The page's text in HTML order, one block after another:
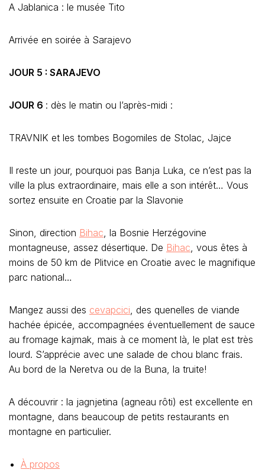
A Jablanica : le musée Tito
Arrivée en soirée à Sarajevo
JOUR 5 : SARAJEVO
JOUR 6 : dès le matin ou l’après-midi :
TRAVNIK et les tombes Bogomiles de Stolac, Jajce
Il reste un jour, pourquoi pas Banja Luka, ce n’est pas la
ville la plus extraordinaire, mais elle a son intérêt… Vous
sortez ensuite en Croatie par la Slavonie
Sinon, direction Bihac , la Bosnie Herzégovine
montagneuse, assez désertique. De Bihac , vous êtes à
moins de 50 km de Plitvice en Croatie avec le magnifique
parc national…
Mangez aussi des cevapcici , des quenelles de viande
hachée épicée, accompagnées éventuellement de sauce
au fromage kajmak, mais à ce moment là, le plat est très
lourd. S’apprécie avec une salade de chou blanc frais.
Au bord de la Neretva ou de la Buna, la truite!
A découvrir : la jagnjetina (agneau rôti) est excellente en
montagne, dans beaucoup de petits restaurants en
montagne en particulier.
À propos